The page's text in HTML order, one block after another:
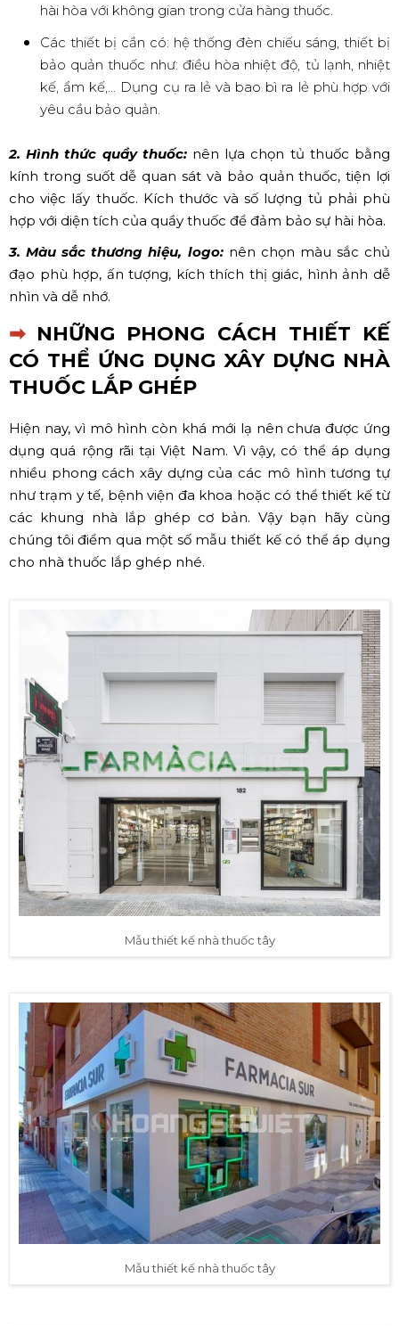
hài hòa với không gian trong cửa hàng thuốc.
Các thiết bị cần có: hệ thống đèn chiếu sáng, thiết bị
bảo quản thuốc như: điều hòa nhiệt độ, tủ lạnh, nhiệt
kế, ẩm kế,... Dụng cụ ra lẻ và bao bì ra lẻ phù hợp với
yêu cầu bảo quản.
2. Hình thức quầy thuốc:nên lựa chọn tủ thuốc bằng
kính trong suốt dễ quan sát và bảo quản thuốc, tiện lợi
cho việc lấy thuốc. Kích thước và số lượng tủ phải phù
hợp với diện tích của quầy thuốc để đảm bảo sự hài hòa.
3. Màu sắc thương hiệu, logo: nên chọn màu sắc chủ
đạo phù hợp, ấn tượng, kích thích thị giác, hình ảnh dễ
nhìn và dễ nhớ.
➡ NHỮNG PHONG CÁCH THIẾT KẾ
CÓ THỂ ỨNG DỤNG XÂY DỰNG NHÀ
THUỐC LẮP GHÉP
Hiện nay, vì mô hình còn khá mới lạ nên chưa được ứng
dụng quá rộng rãi tại Việt Nam. Vì vậy, có thể áp dụng
nhiều phong cách xây dựng của các mô hình tương tự
như trạm y tế, bệnh viện đa khoa hoặc có thể thiết kế từ
các khung nhà lắp ghép cơ bản. Vậy bạn hãy cùng
chúng tôi điểm qua một số mẫu thiết kế có thể áp dụng
cho nhà thuốc lắp ghép nhé.
Mẫu thiết kế nhà thuốc tây
Mẫu thiết kế nhà thuốc tây